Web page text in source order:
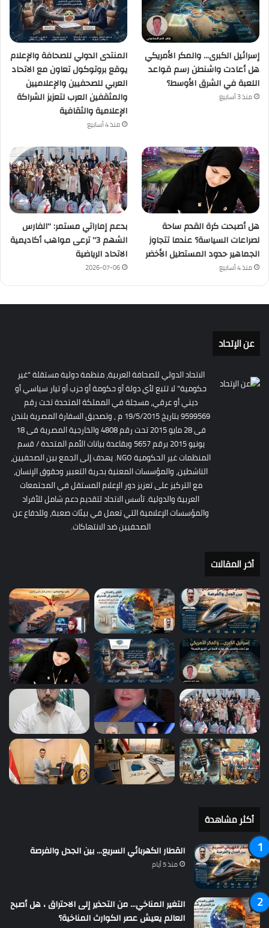
إسرائيل الكبرى… والمكر الأمريكي
هل أعادت واشنطن رسم قواعد
اللعبة في الشرق الأوسط؟
منذ 3 أسابيع
المنتدى الدولي للصحافة والإعلام
يوقع بروتوكول تعاون مع الاتحاد
العربي للصحفيين والإعلاميين
والمثقفين العرب لتعزيز الشراكة
الإعلامية والثقافية
منذ 4 أسابيع
هل أصبحت كرة القدم ساحة
لصراعات السياسة؟ عندما تتجاوز
الجماهير حدود المستطيل الأخضر
منذ 4 أسابيع
بدعم إماراتي مستمر: “الفارس
الشهم 3” ترعى مواهب أكاديمية
الاتحاد الرياضية
2026-07-06
عن الإتحاد
الاتحاد الدولي للصحافة العربية، منظمة دولية مستقلة "غير
حكومية" لا تتبع لأي دولة أو حكومة أو حزب أو تيار سياسي أو
ديني أو عرقي، مسجلة في المملكة المتحدة تحت رقم
9599569 بتاريخ 19/5/2015 م , وتصديق السفارة المصرية بلندن
فى 28 مايو 2015 تحت رقم 4808 والخارجية المصرية فى 18
يونيو 2015 برقم 5657 وبقاعدة بيانات الأمم المتحدة / قسم
المنظمات غير الحكومية NGO. يهدف إلى الجمع بين الصحفيين،
الناشطين، والمؤسسات المعنية بحرية التعبير وحقوق الإنسان،
مع التركيز على تعزيز دور الإعلام المستقل في المجتمعات
العربية والدولية. تأسس الاتحاد لتقديم دعم شامل للأفراد
والمؤسسات الإعلامية التي تعمل في بيئات صعبة، وللدفاع عن
الصحفيين ضد الانتهاكات.
أخر المقالات
أكثر مشاهدة
القطار الكهربائي السريع… بين الجدل والفرصة
منذ 5 أيام
التغير المناخي… من التحذير إلى الاحتراق ، هل أصبح
العالم يعيش عصر الكوارث المناخية؟